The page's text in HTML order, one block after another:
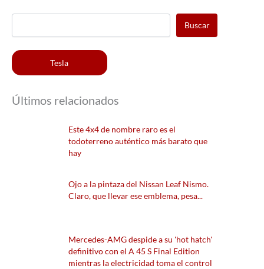
Buscar
Tesla
Últimos relacionados
Este 4x4 de nombre raro es el
todoterreno auténtico más barato que
hay
Ojo a la pintaza del Nissan Leaf Nismo.
Claro, que llevar ese emblema, pesa...
Mercedes-AMG despide a su 'hot hatch'
definitivo con el A 45 S Final Edition
mientras la electricidad toma el control